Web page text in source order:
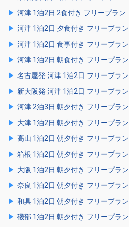
河津 1泊2日 2食付き フリープラン
河津 1泊2日 夕食付き フリープラン
河津 1泊2日 食事付き フリープラン
河津 1泊2日 朝食付き フリープラン
名古屋発 河津 1泊2日 フリープラン
新大阪発 河津 1泊2日 フリープラン
河津 2泊3日 朝夕付き フリープラン
大津 1泊2日 朝夕付き フリープラン
高山 1泊2日 朝夕付き フリープラン
箱根 1泊2日 朝夕付き フリープラン
大阪 1泊2日 朝夕付き フリープラン
奈良 1泊2日 朝夕付き フリープラン
和具 1泊2日 朝夕付き フリープラン
磯部 1泊2日 朝夕付き フリープラン